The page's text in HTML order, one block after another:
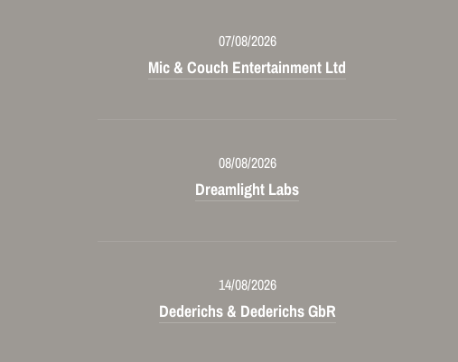
07/08/2026
Mic & Couch Entertainment Ltd
08/08/2026
Dreamlight Labs
14/08/2026
Dederichs & Dederichs GbR